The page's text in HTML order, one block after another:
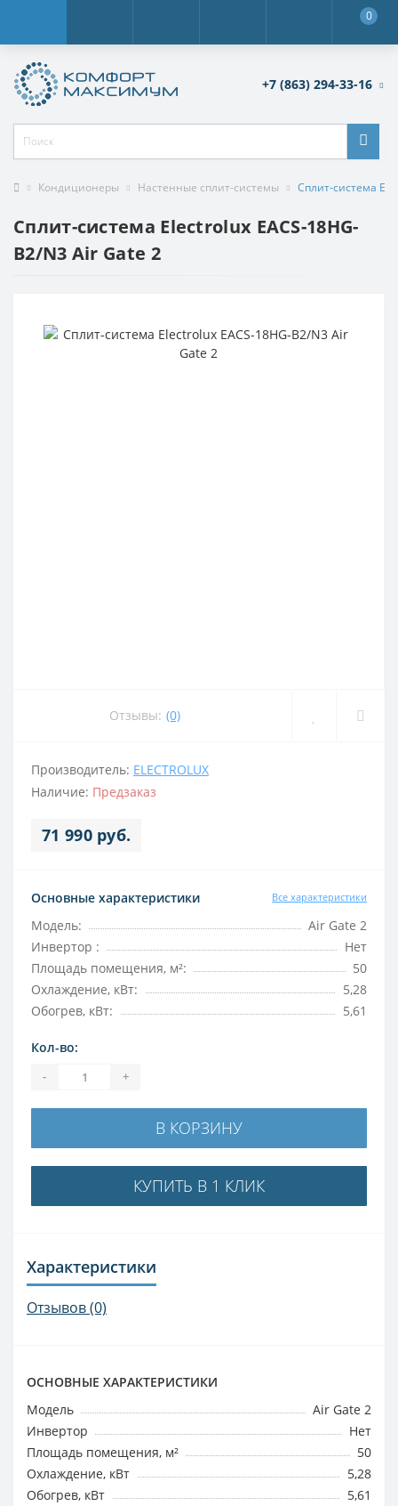
0
+7 (863) 294-33-16
Кондиционеры Настенные сплит-системы Сплит-система
Сплит-система Electrolux EACS-18HG-
B2/N3 Air Gate 2
Отзывы: (0)
Производитель: ELECTROLUX
Наличие: Предзаказ
71 990 руб.
Основные характеристики Все характеристики
Модель:
Air Gate 2
Инвертор :
Нет
Площадь помещения, м²:
50
Охлаждение, кВт:
5,28
Обогрев, кВт:
5,61
Кол-во:
- +
В КОРЗИНУ
КУПИТЬ В 1 КЛИК
Характеристики
Отзывов (0)
ОСНОВНЫЕ ХАРАКТЕРИСТИКИ
Модель
Air Gate 2
Инвертор
Нет
Площадь помещения, м²
50
Охлаждение, кВт
5,28
Обогрев, кВт
5,61